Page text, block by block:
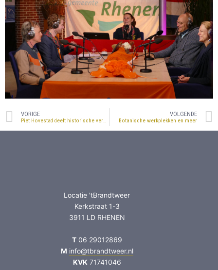
VORIGE
Piet Hovestad deelt historische verhalen
VOLGENDE
Botanische werkplekken en meer
Locatie 'tBrandtweer
Kerkstraat 1-3
3911 LD RHENEN
T06 29012869
M info@tbrandtweer.nl
KVK 71741046